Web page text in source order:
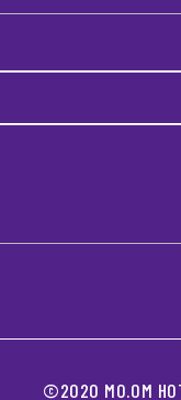
©2020 MO.OM